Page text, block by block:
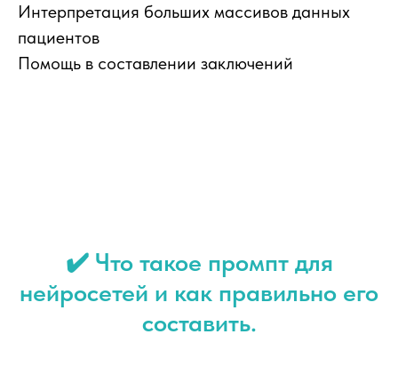
Интерпретация больших массивов данных
пациентов
Помощь в составлении заключений
✔️ Что такое промпт для
нейросетей и как правильно его
составить.